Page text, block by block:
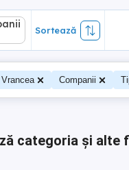
Sortează
Vrancea Companii
categoria și alte